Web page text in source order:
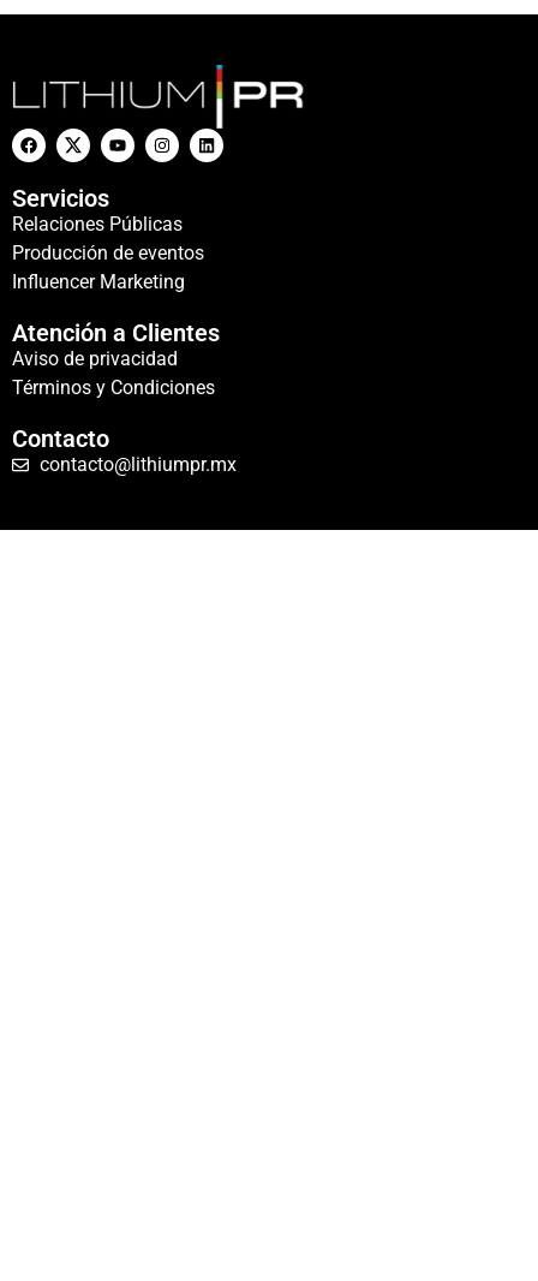
Servicios
Relaciones Públicas
Producción de eventos
Influencer Marketing
Atención a Clientes
Aviso de privacidad
Términos y Condiciones
Contacto
contacto@lithiumpr.mx